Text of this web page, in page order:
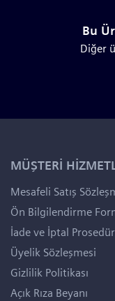
Bu
Diğer
MÜŞTERİ
Mesafeli Satış
Ön Bilgilendirme
İade ve İptal
Üyelik Sözleşmesi
Gizlilik Politikası
Açık Rıza Beyanı